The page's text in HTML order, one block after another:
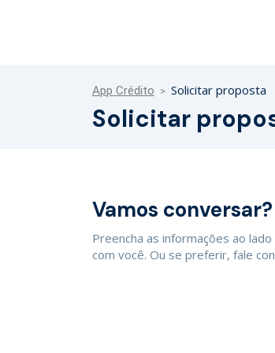
App Crédito Solicitar proposta
Solicitar
Vamos conversar?
Preencha as informações ao
com você. Ou se preferir, fale